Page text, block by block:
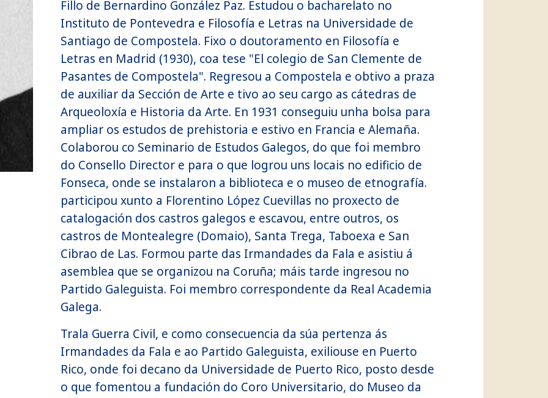
Fillo de Bernardino González Paz. Estudou o bacharelato no
Instituto de Pontevedra e Filosofía e Letras na Universidade de
Santiago de Compostela. Fixo o doutoramento en Filosofía e
Letras en Madrid (1930), coa tese "El colegio de San Clemente de
Pasantes de Compostela". Regresou a Compostela e obtivo a praza
de auxiliar da Sección de Arte e tivo ao seu cargo as cátedras de
Arqueoloxía e Historia da Arte. En 1931 conseguiu unha bolsa para
ampliar os estudos de prehistoria e estivo en Francia e Alemaña.
Colaborou co Seminario de Estudos Galegos, do que foi membro
do Consello Director e para o que logrou uns locais no edificio de
Fonseca, onde se instalaron a biblioteca e o museo de etnografía.
participou xunto a Florentino López Cuevillas no proxecto de
catalogación dos castros galegos e escavou, entre outros, os
castros de Montealegre (Domaio), Santa Trega, Taboexa e San
Cibrao de Las. Formou parte das Irmandades da Fala e asistiu á
asemblea que se organizou na Coruña; máis tarde ingresou no
Partido Galeguista. Foi membro correspondente da Real Academia
Galega.
Trala Guerra Civil, e como consecuencia da súa pertenza ás
Irmandades da Fala e ao Partido Galeguista, exiliouse en Puerto
Rico, onde foi decano da Universidade de Puerto Rico, posto desde
o que fomentou a fundación do Coro Universitario, do Museo da